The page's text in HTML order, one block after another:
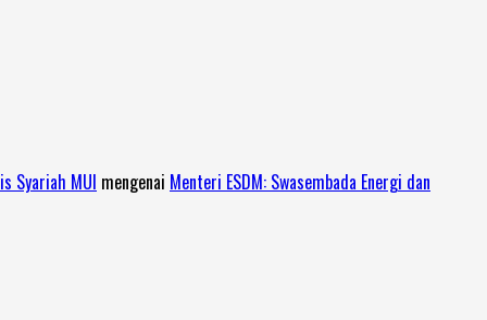
Syariah MUI mengenai Menteri ESDM: Swasembada Energi dan